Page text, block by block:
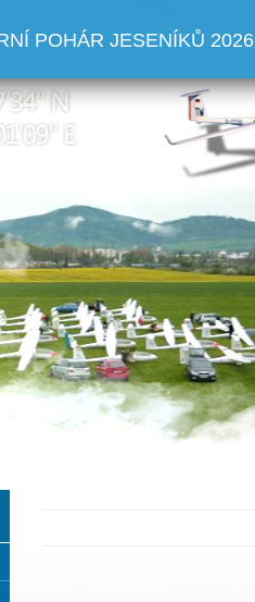
POHÁR JESENÍKŮ 2026